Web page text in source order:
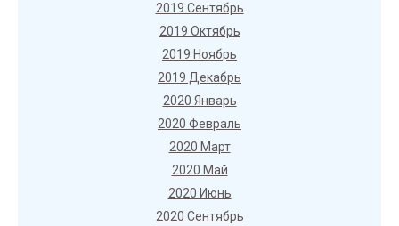
2019 Сентябрь
2019 Октябрь
2019 Ноябрь
2019 Декабрь
2020 Январь
2020 Февраль
2020 Март
2020 Май
2020 Июнь
2020 Сентябрь